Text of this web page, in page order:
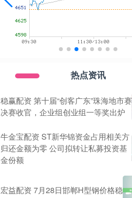
热点资讯
稳赢配资 第十届“创客广东”珠海地市赛
决赛收官，企业组创业组一等奖出炉
牛金宝配资 ST新华锦资金占用相关方
归还金额为零 公司拟转让私募投资基
金份额
宏益配资 7月28日邯郸H型钢价格稳